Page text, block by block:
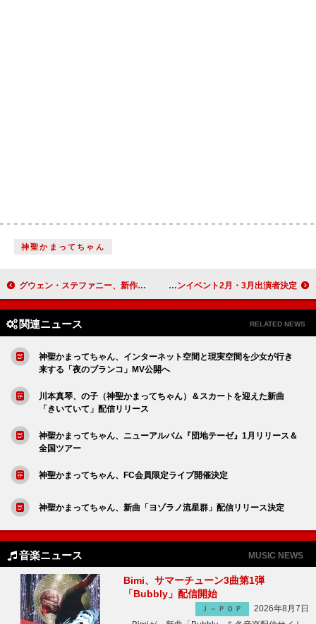
神聖かまってちゃん
グウェン・ステファニー、新作アルバム『ブーケ』収録曲の本人による楽曲解説が公開 清 竜人25、3か月連続対バンイベント2月・3月出演者決定
関連ニュース RELATED NEWS
神聖かまってちゃん、インターネット空間と現実空間を少女が行き
来する「夜のブランコ」MV公開へ
川本真琴、の子（神聖かまってちゃん）＆スカートを迎えた新曲
「きいていて」配信リリース
神聖かまってちゃん、ニューアルバム『団地テーゼ』1月リリース＆
全国ツアー
神聖かまってちゃん、FC会員限定ライブ開催決定
神聖かまってちゃん、新曲「ヨゾラノ流星群」配信リリース決定
音楽ニュース MUSIC NEWS
Bimi、サマーチューン3曲第1弾
「Bubbly」配信開始
Ｊ－ＰＯＰ
2026年8月7日